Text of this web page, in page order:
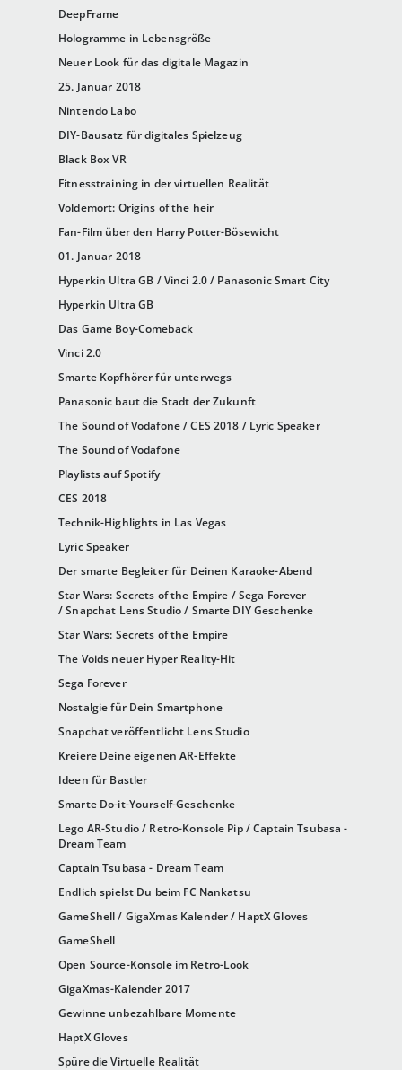
DeepFrame
Hologramme in Lebensgröße
Neuer Look für das digitale Magazin
25. Januar 2018
Nintendo Labo
DIY-Bausatz für digitales Spielzeug
Black Box VR
Fitnesstraining in der virtuellen Realität
Voldemort: Origins of the heir
Fan-Film über den Harry Potter-Bösewicht
01. Januar 2018
Hyperkin Ultra GB / Vinci 2.0 / Panasonic Smart City
Hyperkin Ultra GB
Das Game Boy-Comeback
Vinci 2.0
Smarte Kopfhörer für unterwegs
Panasonic baut die Stadt der Zukunft
The Sound of Vodafone / CES 2018 / Lyric Speaker
The Sound of Vodafone
Playlists auf Spotify
CES 2018
Technik-Highlights in Las Vegas
Lyric Speaker
Der smarte Begleiter für Deinen Karaoke-Abend
Star Wars: Secrets of the Empire / Sega Forever
/ Snapchat Lens Studio / Smarte DIY Geschenke
Star Wars: Secrets of the Empire
The Voids neuer Hyper Reality-Hit
Sega Forever
Nostalgie für Dein Smartphone
Snapchat veröffentlicht Lens Studio
Kreiere Deine eigenen AR-Effekte
Ideen für Bastler
Smarte Do-it-Yourself-Geschenke
Lego AR-Studio / Retro-Konsole Pip / Captain Tsubasa -
Dream Team
Captain Tsubasa - Dream Team
Endlich spielst Du beim FC Nankatsu
GameShell / GigaXmas Kalender / HaptX Gloves
GameShell
Open Source-Konsole im Retro-Look
GigaXmas-Kalender 2017
Gewinne unbezahlbare Momente
HaptX Gloves
Spüre die Virtuelle Realität